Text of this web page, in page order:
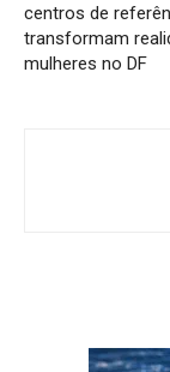
centros de
transformam
mulheres no DF